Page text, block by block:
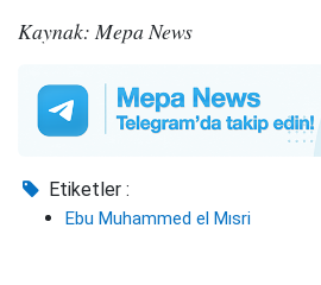
Kaynak: Mepa News
Etiketler :
Ebu Muhammed el Mısri